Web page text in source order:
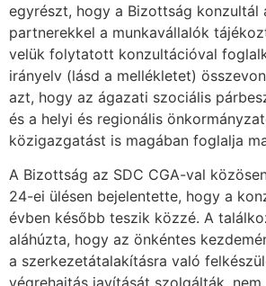
egyrészt, hogy a Bizottság konzultál
partnerekkel a munkavállalók
velük folytatott konzultációval
irányelv (lásd a mellékletet)
azt, hogy az ágazati szociális
és a helyi és regionális
közigazgatást is magában foglalja
A Bizottság az SDC CGA-val
24-ei ülésen bejelentette, hogy a
évben később teszik közzé. A
aláhúzta, hogy az önkéntes
a szerkezetátalakításra való